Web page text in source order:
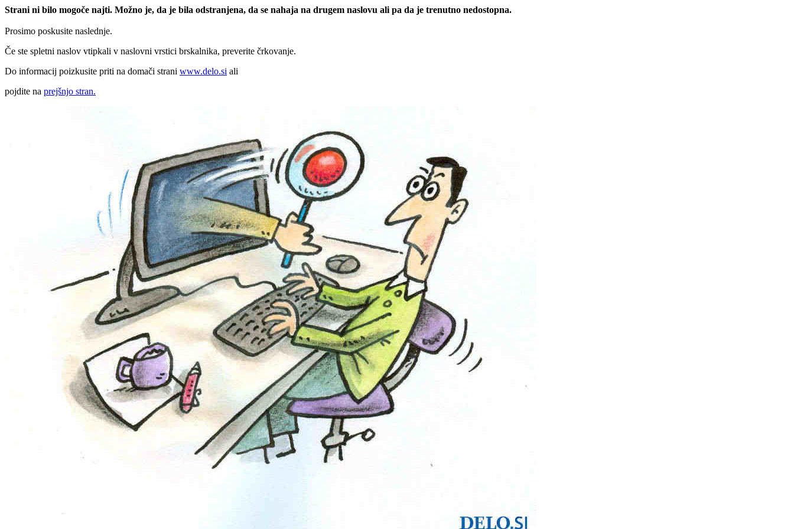
Strani ni bilo mogoče najti. Možno je, da je bila odstranjena, da se nahaja na drugem naslovu ali pa da je trenutno nedostopna.
Prosimo poskusite naslednje.
Če ste spletni naslov vtipkali v naslovni vrstici brskalnika, preverite črkovanje.
Do informacij poizkusite priti na domači strani www.delo.si ali
pojdite na prejšnjo stran.